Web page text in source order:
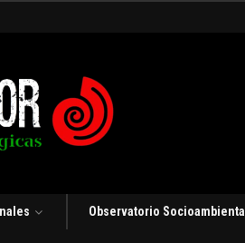
y organización
Observatorio Socioambiental